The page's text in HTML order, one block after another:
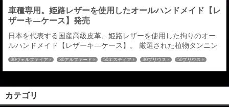
車種専用。姫路レザーを使用したオールハンドメイド【レ
ザーキ―ケース】発売
日本を代表する国産高級皮革、姫路レザーを使用した拘りのオー
ルハンドメイド【レザーキ―ケース】。 厳選された植物タンニン
鞣し（なめし）による経年変化（エイジング）が生み出す、味わ
い風合いをお楽しみいただける車種専用【レーザーキ―ケース】
を発売させていただきます。対応車種は２００車種以上※全て車種
８９６通り。 革の色：全１４色／ステッチの色：...
30ヴェルファイア 30アルファード 50エスティマ 30プリウス
50プリウス
80ハリアー
カテゴリ